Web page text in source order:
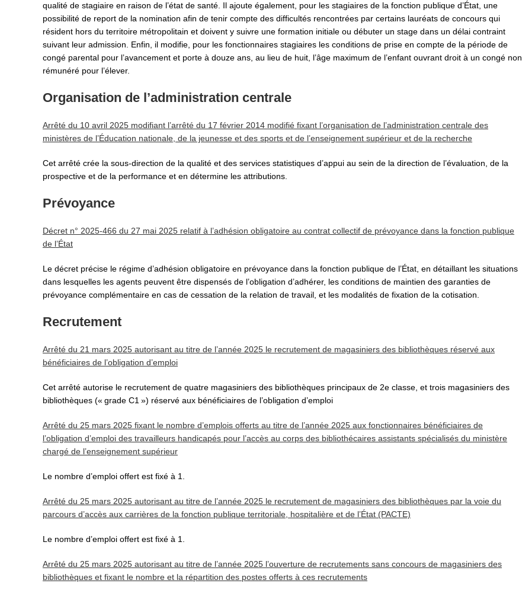
qualité de stagiaire en raison de l’état de santé. Il ajoute également, pour les stagiaires de la fonction publique d’État, une
possibilité de report de la nomination afin de tenir compte des difficultés rencontrées par certains lauréats de concours qui
résident hors du territoire métropolitain et doivent y suivre une formation initiale ou débuter un stage dans un délai contraint
suivant leur admission. Enfin, il modifie, pour les fonctionnaires stagiaires les conditions de prise en compte de la période de
congé parental pour l’avancement et porte à douze ans, au lieu de huit, l’âge maximum de l’enfant ouvrant droit à un congé non
rémunéré pour l’élever.
Organisation de l’administration centrale
Arrêté du 10 avril 2025 modifiant l’arrêté du 17 février 2014 modifié fixant l’organisation de l’administration centrale des
ministères de l’Éducation nationale, de la jeunesse et des sports et de l’enseignement supérieur et de la recherche
Cet arrêté crée la sous-direction de la qualité et des services statistiques d’appui au sein de la direction de l’évaluation, de la
prospective et de la performance et en détermine les attributions.
Prévoyance
Décret n° 2025-466 du 27 mai 2025 relatif à l’adhésion obligatoire au contrat collectif de prévoyance dans la fonction publique
de l’État
Le décret précise le régime d’adhésion obligatoire en prévoyance dans la fonction publique de l’État, en détaillant les situations
dans lesquelles les agents peuvent être dispensés de l’obligation d’adhérer, les conditions de maintien des garanties de
prévoyance complémentaire en cas de cessation de la relation de travail, et les modalités de fixation de la cotisation.
Recrutement
Arrêté du 21 mars 2025 autorisant au titre de l’année 2025 le recrutement de magasiniers des bibliothèques réservé aux
bénéficiaires de l’obligation d’emploi
Cet arrêté autorise le recrutement de quatre magasiniers des bibliothèques principaux de 2e classe, et trois magasiniers des
bibliothèques (« grade C1 ») réservé aux bénéficiaires de l’obligation d’emploi
Arrêté du 25 mars 2025 fixant le nombre d’emplois offerts au titre de l’année 2025 aux fonctionnaires bénéficiaires de
l’obligation d’emploi des travailleurs handicapés pour l’accès au corps des bibliothécaires assistants spécialisés du ministère
chargé de l’enseignement supérieur
Le nombre d’emploi offert est fixé à 1.
Arrêté du 25 mars 2025 autorisant au titre de l’année 2025 le recrutement de magasiniers des bibliothèques par la voie du
parcours d’accès aux carrières de la fonction publique territoriale, hospitalière et de l’État (PACTE)
Le nombre d’emploi offert est fixé à 1.
Arrêté du 25 mars 2025 autorisant au titre de l’année 2025 l’ouverture de recrutements sans concours de magasiniers des
bibliothèques et fixant le nombre et la répartition des postes offerts à ces recrutements